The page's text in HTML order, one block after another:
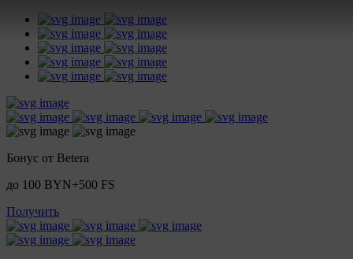
Бонус от Betera
до 100 BYN+500 FS
Получить